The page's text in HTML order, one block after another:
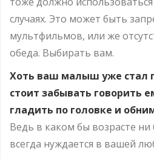
случаях. Это может быть
мультфильмов, или же
обеда. Выбирать вам.
Хоть ваш малыш уже стал
стоит забывать говорить
гладить по головке и
Ведь в каком бы возрасте
всегда нуждается в вашей